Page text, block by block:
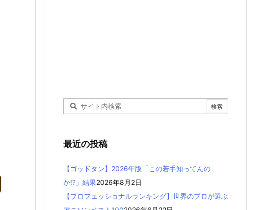
最近の投稿
【ゴッドタン】2026年版「この若手知ってんの
か!?」結果2026年8月2日
【プロフェッショナルランキング】世界のプロが選ぶ